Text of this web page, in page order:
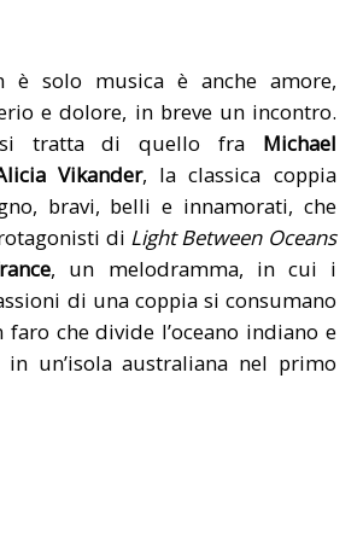
è solo musica è anche amore,
e dolore, in breve un incontro.
si tratta di quello fra Michael
Vikander, la classica coppia
bravi, belli e innamorati, che
di Light Between Oceans
, un melodramma, in cui i
di una coppia si consumano
che divide l’oceano indiano e
un’isola australiana nel primo